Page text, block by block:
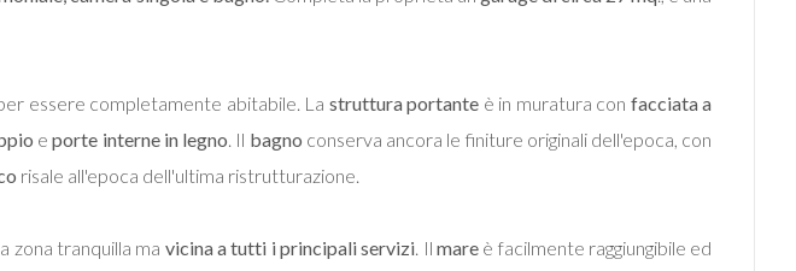
essere completamente abitabile. La struttura portante è in muratura con facciata a
eporte interne in legno. Il bagno conserva ancora le finiture originali dell'epoca, con
risale all'epoca dell'ultima ristrutturazione.
zona tranquilla ma vicina a tutti i principali servizi. Ilmare è facilmente raggiungibile ed